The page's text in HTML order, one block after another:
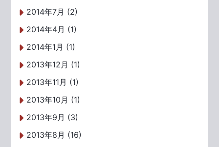
2014年7月 (2)
2014年4月 (1)
2014年1月 (1)
2013年12月 (1)
2013年11月 (1)
2013年10月 (1)
2013年9月 (3)
2013年8月 (16)